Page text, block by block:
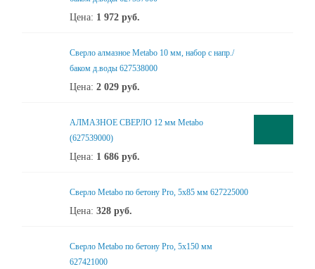
Цена: 1 972 руб.
Сверло алмазное Metabo 10 мм, набор с напр./
баком д.воды 627538000
Цена: 2 029 руб.
АЛМАЗНОЕ СВЕРЛО 12 мм Metabo
(627539000)
Цена: 1 686 руб.
Сверло Metabo по бетону Pro, 5х85 мм 627225000
Цена: 328 руб.
Сверло Metabo по бетону Pro, 5х150 мм
627421000